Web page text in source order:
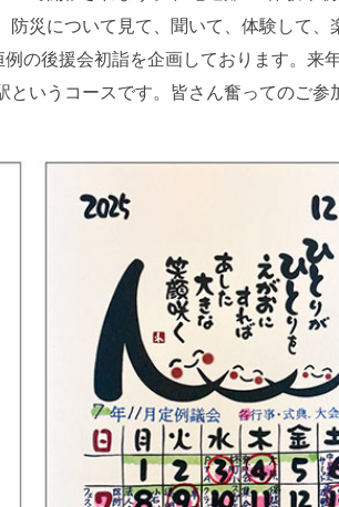
災について見て、聞いて、体験して、
の後援会初詣を企画しております。来
というコースです。皆さん奮ってのご参